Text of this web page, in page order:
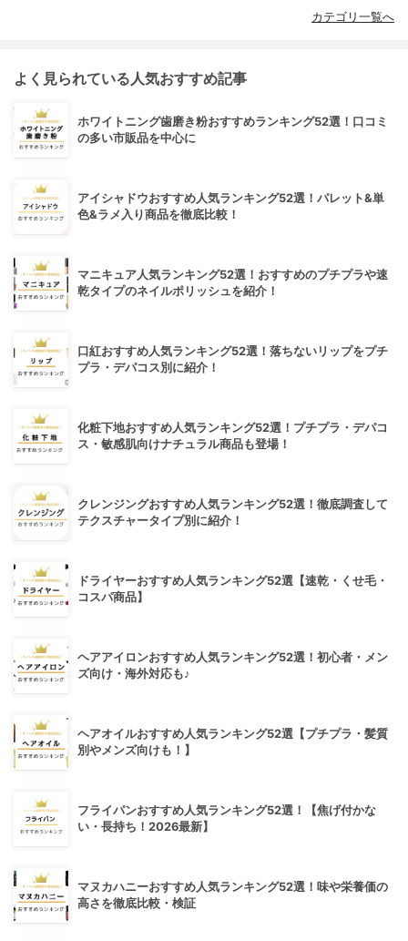
カテゴリ一覧へ
よく見られている人気おすすめ記事
ホワイトニング歯磨き粉おすすめランキング52選！口コミ
の多い市販品を中心に
アイシャドウおすすめ人気ランキング52選！パレット&単
色&ラメ入り商品を徹底比較！
マニキュア人気ランキング52選！おすすめのプチプラや速
乾タイプのネイルポリッシュを紹介！
口紅おすすめ人気ランキング52選！落ちないリップをプチ
プラ・デパコス別に紹介！
化粧下地おすすめ人気ランキング52選！プチプラ・デパコ
ス・敏感肌向けナチュラル商品も登場！
クレンジングおすすめ人気ランキング52選！徹底調査して
テクスチャータイプ別に紹介！
ドライヤーおすすめ人気ランキング52選【速乾・くせ毛・
コスパ商品】
ヘアアイロンおすすめ人気ランキング52選！初心者・メン
ズ向け・海外対応も♪
ヘアオイルおすすめ人気ランキング52選【プチプラ・髪質
別やメンズ向けも！】
フライパンおすすめ人気ランキング52選！【焦げ付かな
い・長持ち！2026最新】
マヌカハニーおすすめ人気ランキング52選！味や栄養価の
高さを徹底比較・検証